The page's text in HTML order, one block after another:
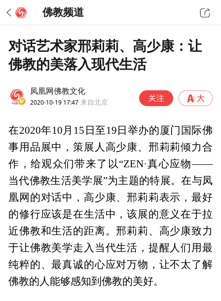
佛教频道
对话艺术家邢莉莉、高少康：让
佛教的美落入现代生活
凤凰网佛教文化
2020-10-19 17:47 来自北京
在2020年10月15日至19日举办的厦门国际佛
事用品展中，策展人高少康、邢莉莉倾力合
作，给观众们带来了以“ZEN·真心应物——
当代佛教生活美学展”为主题的特展。在与凤
凰网的对话中，高少康、邢莉莉表示，最好
的修行应该是在生活中，该展的意义在于拉
近佛教和生活的距离。邢莉莉、高少康致力
于让佛教美学走入当代生活，提醒人们用最
纯粹的、最真诚的心应对万物，让不太了解
佛教的人能够感知到佛教的美好。